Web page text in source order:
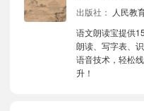
出版社：
人民教
语文朗读宝提供
朗读、写字表、
语音技术，轻松
升！